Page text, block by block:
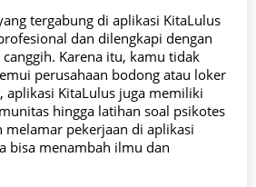
tergabung di aplikasi KitaLulus
dan dilengkapi dengan
Karena itu, kamu tidak
perusahaan bodong atau loker
aplikasi KitaLulus juga memiliki
hingga latihan soal psikotes
melamar pekerjaan di aplikasi
bisa menambah ilmu dan